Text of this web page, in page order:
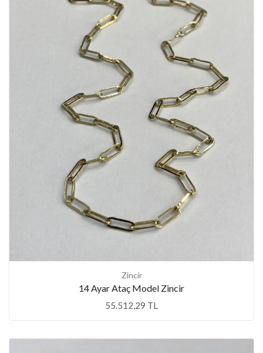
Zincir
14 Ayar Ataç Model Zincir
55.512,29 TL